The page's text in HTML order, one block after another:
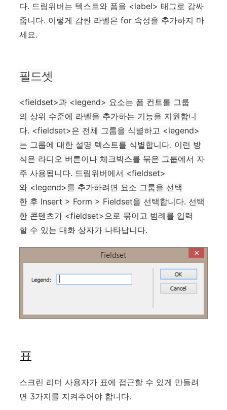
다. 드림위버는 텍스트와 폼을 <label> 태그로 감싸
줍니다. 이렇게 감싼 라벨은 for 속성을 추가하지 마
세요.
필드셋
<fieldset>과 <legend> 요소는 폼 컨트롤 그룹
의 상위 수준에 라벨을 추가하는 기능을 지원합니
다. <fieldset>은 전체 그룹을 식별하고 <legend>
는 그룹에 대한 설명 텍스트를 식별합니다. 이런 방
식은 라디오 버튼이나 체크박스를 묶은 그룹에서 자
주 사용됩니다. 드림위버에서 <fieldset>
와 <legend>를 추가하려면 요소 그룹을 선택
한 후 Insert > Form > Fieldset을 선택합니다. 선택
한 콘텐츠가 <fieldset>으로 묶이고 범례를 입력
할 수 있는 대화 상자가 나타납니다.
표
스크린 리더 사용자가 표에 접근할 수 있게 만들려
면 3가지를 지켜주어야 합니다.